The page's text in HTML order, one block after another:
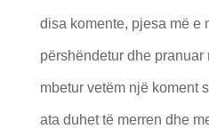
disa komente, pjesa më e
përshëndetur dhe
mbetur vetëm një koment
ata duhet të merren dhe